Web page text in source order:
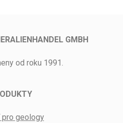
GMBH
od roku 1991.
pro geology